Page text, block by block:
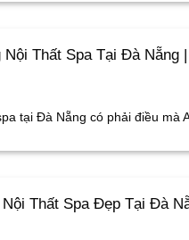
Thất Spa Tại Đà Nẵng
tại Đà Nẵng có phải điều mà
Thất Spa Đẹp Tại Đà